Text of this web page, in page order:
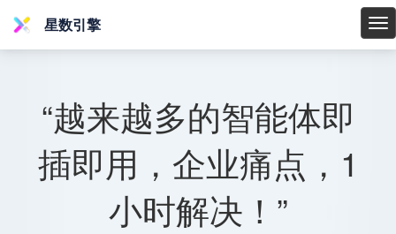
星
星数引擎
“越来越多的智能体即
插即用，企业痛点，1
小时解决！”